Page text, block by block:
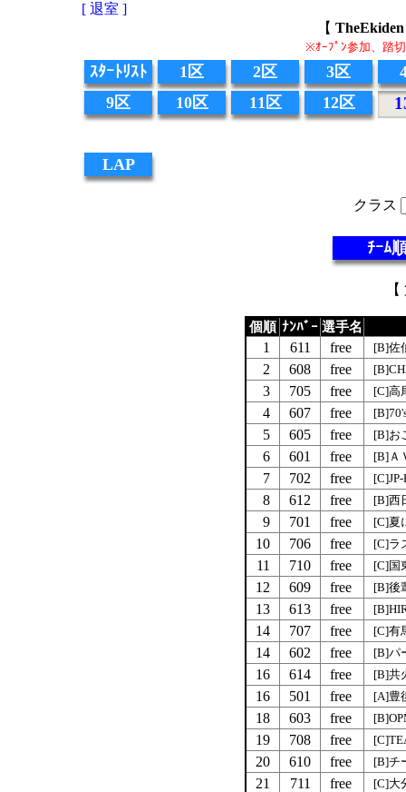
[ 退室 ]
【
※ｵｰﾌﾟﾝ参加、踏
ｽﾀｰﾄﾘｽﾄ 1区 2区 3区
9区
10区 11区 12区
LAP
クラス
ﾁｰﾑ
個順 ﾅﾝﾊﾞｰ 選手名
1 611 free [B]佐
2 608 free
3 705 free [C]高
4 607 free
5 605 free [B]お
6 601 free [B]Ａ
7 702 free
8 612 free [B]西
9 701 free [C]夏
10 706 free [C]ラ
11 710 free [C]国
12 609 free [B]後
13 613 free
14 707 free [C]有
14 602 free [B]パ
16 614 free [B]共
16 501 free [A]豊
18 603 free
19 708 free
20 610 free [B]チ
21 711 free [C]大